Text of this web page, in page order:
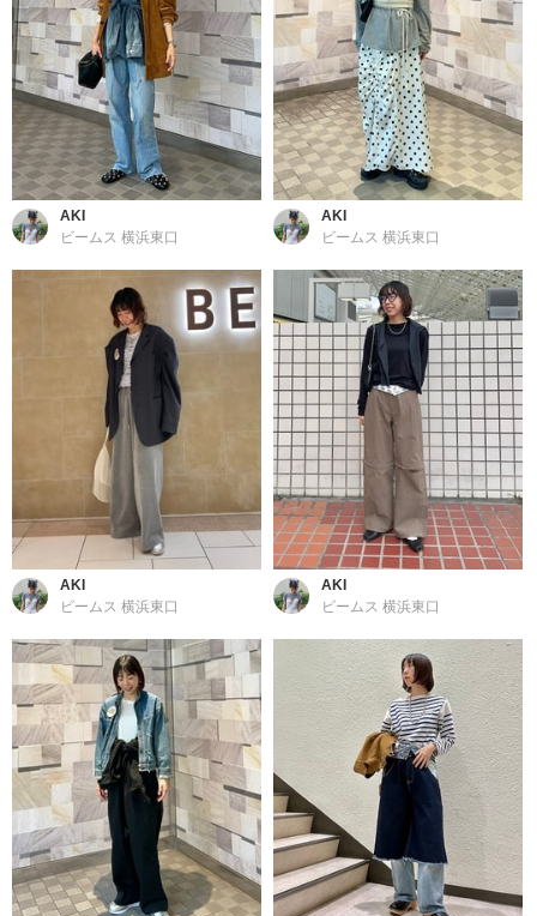
AKI
ビームス 横浜東口
AKI
ビームス 横浜東口
AKI
ビームス 横浜東口
AKI
ビームス 横浜東口